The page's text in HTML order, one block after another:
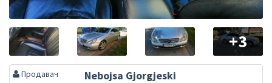
+3
Продавач Nebojsa Gjorgjeski